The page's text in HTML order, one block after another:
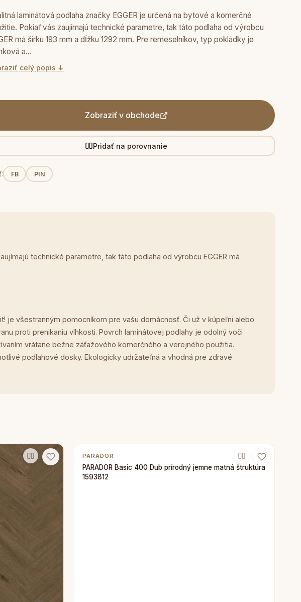
laminátová podlaha značky EGGER je určená na bytové a komerčné
Pokiaľ vás zaujímajú technické parametre, tak táto podlaha od výrobcu
má šírku 193 mm a dĺžku 1292 mm. Pre remeselníkov, typ pokládky je
a…
celý popis ↓
Zobraziť v obchode
Pridať na porovnanie
FB PIN
technické parametre, tak táto podlaha od výrobcu EGGER má
je všestranným pomocníkom pre vašu domácnosť. Či už v kúpeľni alebo
proti prenikaniu vlhkosti. Povrch laminátovej podlahy je odolný voči
vrátane bežne záťažového komerčného a verejného použitia.
podlahové dosky. Ekologicky udržateľná a vhodná pre zdravé
PARADOR
PARADOR Basic 400 Dub prírodný jemne matná štruktúra
1593812